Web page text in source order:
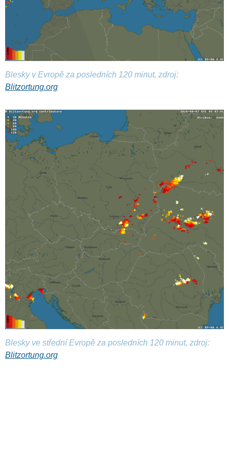
Blesky v Evropě za posledních 120 minut, zdroj:
Blitzortung.org
Blesky ve střední Evropě za posledních 120 minut, zdroj:
Blitzortung.org